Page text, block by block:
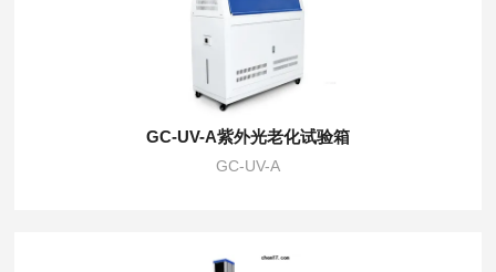
GC-UV-A紫外光老化试验箱
GC-UV-A